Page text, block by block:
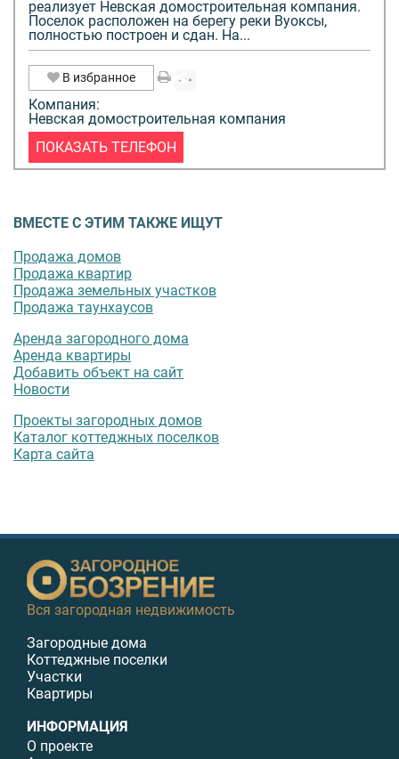
реализует Невская домостроительная компания.
Поселок расположен на берегу реки Вуоксы,
полностью построен и сдан. На...
В избранное
Компания:
Невская домостроительная компания
ПОКАЗАТЬ ТЕЛЕФОН
ВМЕСТЕ С ЭТИМ ТАКЖЕ ИЩУТ
Продажа домов
Продажа квартир
Продажа земельных участков
Продажа таунхаусов
Аренда загородного дома
Аренда квартиры
Добавить объект на сайт
Новости
Проекты загородных домов
Каталог коттеджных поселков
Карта сайта
Вся загородная недвижимость
Загородные дома
Коттеджные поселки
Участки
Квартиры
ИНФОРМАЦИЯ
О проекте